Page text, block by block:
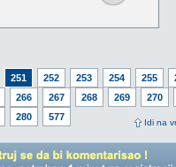
251 252 253 254 255
266 267 268 269
270
280 577
Idi na